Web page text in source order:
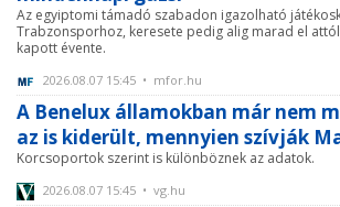
Az egyiptomi támadó szabadon igazolható
Trabzonsporhoz, keresete pedig alig marad el
kapott évente.
2026.08.07 15:45 • mfor.hu
A Benelux államokban már nem
az is kiderült, mennyien szívják
Korcsoportok szerint is különböznek az adatok.
2026.08.07 15:45 • vg.hu